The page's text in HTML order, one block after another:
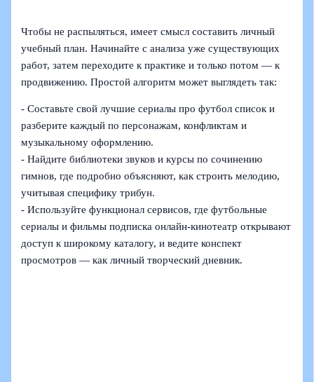
Чтобы не распыляться, имеет смысл составить личный
учебный план. Начинайте с анализа уже существующих
работ, затем переходите к практике и только потом — к
продвижению. Простой алгоритм может выглядеть так:
- Составьте свой лучшие сериалы про футбол список и
разберите каждый по персонажам, конфликтам и
музыкальному оформлению.
- Найдите библиотеки звуков и курсы по сочинению
гимнов, где подробно объясняют, как строить мелодию,
учитывая специфику трибун.
- Используйте функционал сервисов, где футбольные
сериалы и фильмы подписка онлайн-кинотеатр открывают
доступ к широкому каталогу, и ведите конспект
просмотров — как личный творческий дневник.